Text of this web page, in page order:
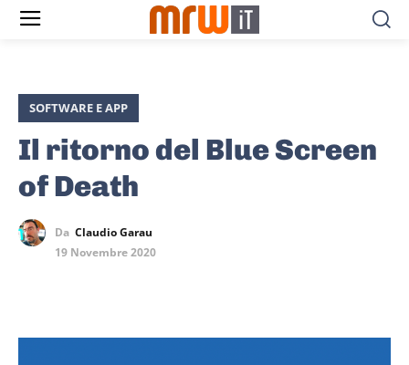
SOFTWARE E APP
Il ritorno del Blue Screen
of Death
Da Claudio Garau
19 Novembre 2020